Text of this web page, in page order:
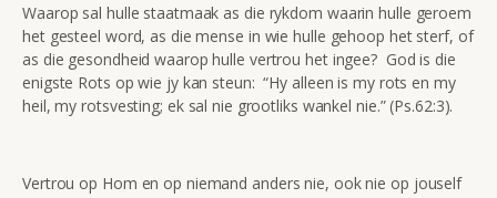
Waarop sal hulle staatmaak as die rykdom waarin hulle geroem
het gesteel word, as die mense in wie hulle gehoop het sterf, of
as die gesondheid waarop hulle vertrou het ingee? God is die
enigste Rots op wie jy kan steun: “Hy alleen is my rots en my
heil, my rotsvesting; ek sal nie grootliks wankel nie.” (Ps.62:3).
Vertrou op Hom en op niemand anders nie, ook nie op jouself